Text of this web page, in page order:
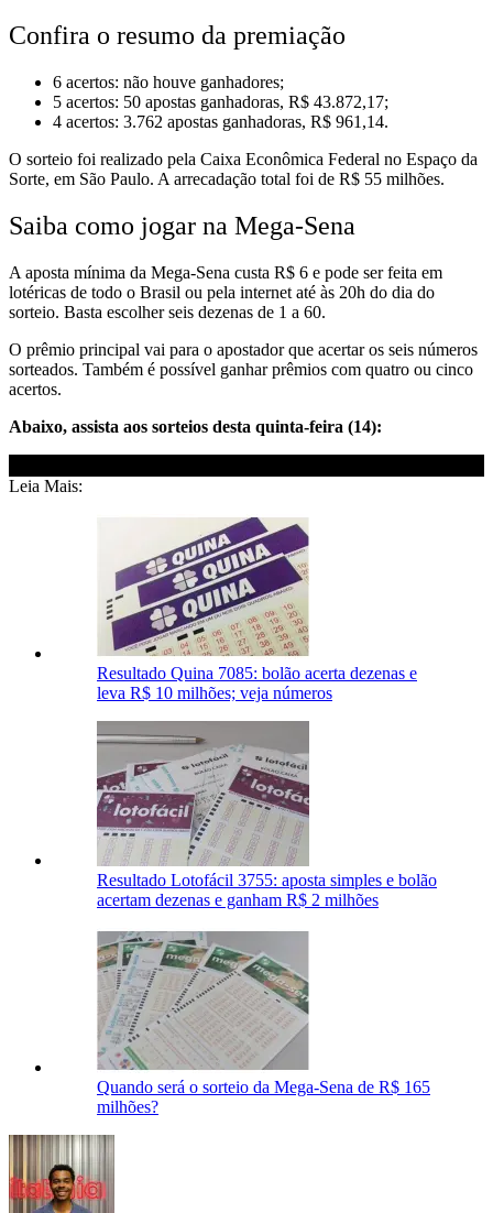
Confira o resumo da premiação
6 acertos: não houve ganhadores;
5 acertos: 50 apostas ganhadoras, R$ 43.872,17;
4 acertos: 3.762 apostas ganhadoras, R$ 961,14.
O sorteio foi realizado pela Caixa Econômica Federal no Espaço da
Sorte, em São Paulo. A arrecadação total foi de R$ 55 milhões.
Saiba como jogar na Mega-Sena
A aposta mínima da Mega-Sena custa R$ 6 e pode ser feita em
lotéricas de todo o Brasil ou pela internet até às 20h do dia do
sorteio. Basta escolher seis dezenas de 1 a 60.
O prêmio principal vai para o apostador que acertar os seis números
sorteados. Também é possível ganhar prêmios com quatro ou cinco
acertos.
Abaixo, assista aos sorteios desta quinta-feira (14):
Leia Mais:
Resultado Quina 7085: bolão acerta dezenas e
leva R$ 10 milhões; veja números
Resultado Lotofácil 3755: aposta simples e bolão
acertam dezenas e ganham R$ 2 milhões
Quando será o sorteio da Mega-Sena de R$ 165
milhões?